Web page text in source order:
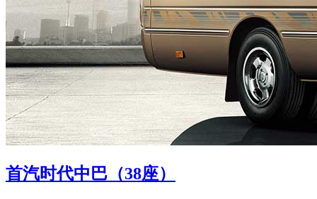
首汽时代中巴（38座）